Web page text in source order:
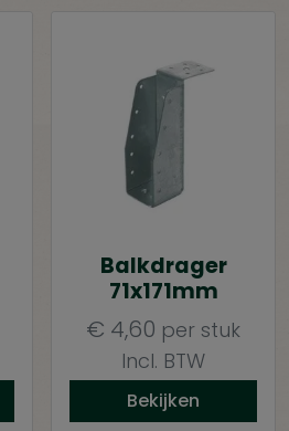
Balkdrager
71x171mm
€ 4,60 per stuk
Incl. BTW
Bekijken